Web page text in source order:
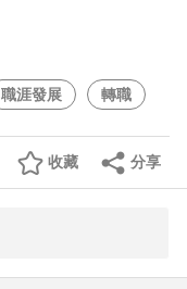
職涯發展 轉職
分享
收藏